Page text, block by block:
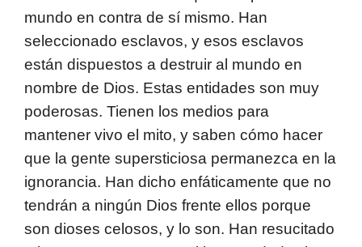
mundo en contra de sí mismo. Han
seleccionado esclavos, y esos esclavos
están dispuestos a destruir al mundo en
nombre de Dios. Estas entidades son muy
poderosas. Tienen los medios para
mantener vivo el mito, y saben cómo hacer
que la gente supersticiosa permanezca en la
ignorancia. Han dicho enfáticamente que no
tendrán a ningún Dios frente ellos porque
son dioses celosos, y lo son. Han resucitado